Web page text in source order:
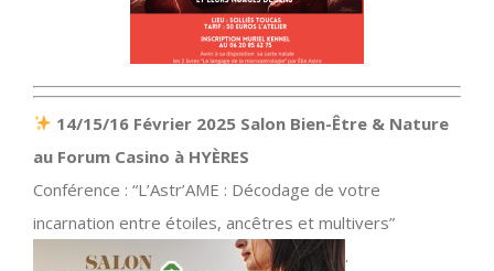
14/15/16 Février 2025 Salon Bien-Être & Nature
au Forum Casino à HYÈRES
Conférence : “L’Astr’AME : Décodage de votre
incarnation entre étoiles, ancêtres et multivers”
.